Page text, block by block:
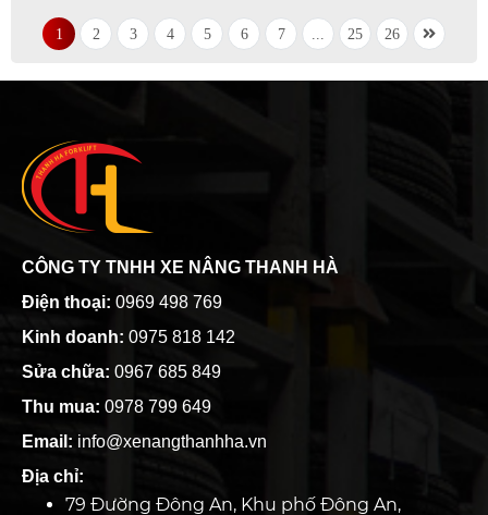
1 2 3 4 5 6 7 25 26
CÔNG TY TNHH XE NÂNG THANH HÀ
Điện thoại: 0969 498 769
Kinh doanh: 0975 818 142
Sửa chữa: 0967 685 849
Thu mua: 0978 799 649
Email: info@xenangthanhha.vn
Địa chỉ:
79 Đường Đông An, Khu phố Đông An,